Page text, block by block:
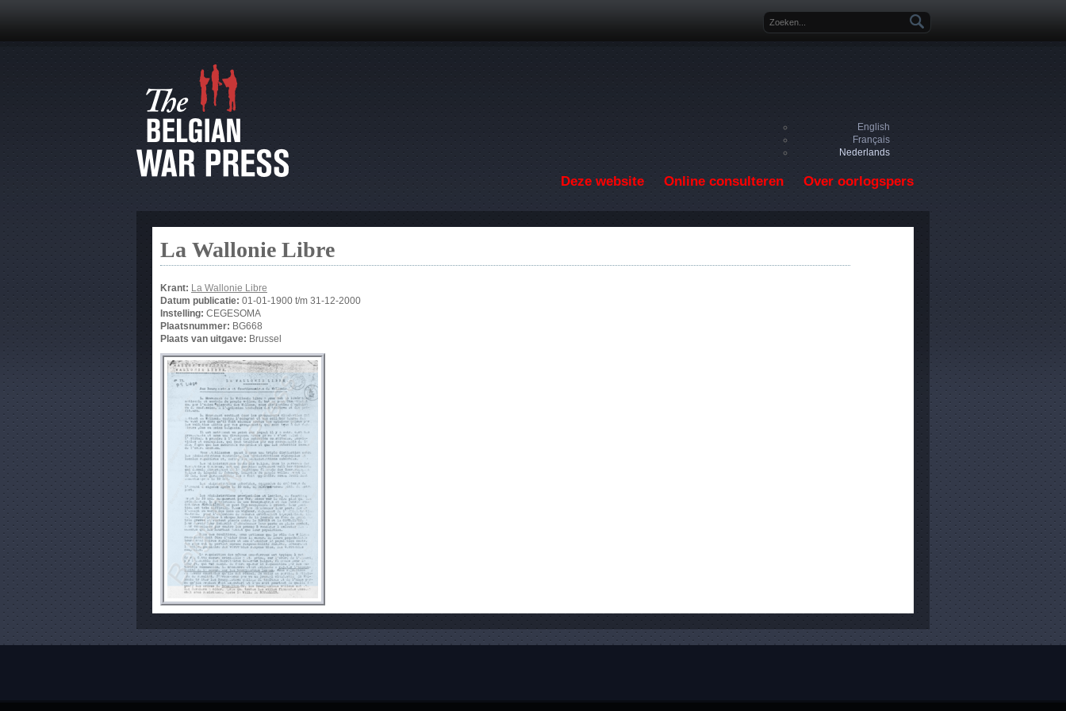
Zoekveld
English
Français
Nederlands
Deze website Online consulteren Over oorlogspers
La Wallonie Libre
Krant: La Wallonie Libre
Datum publicatie: 01-01-1900 t/m 31-12-2000
Instelling: CEGESOMA
Plaatsnummer: BG668
Plaats van uitgave: Brussel